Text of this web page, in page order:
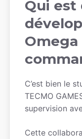
Qui est
Omega
C’est bien le
TECMO
supervision
Cette